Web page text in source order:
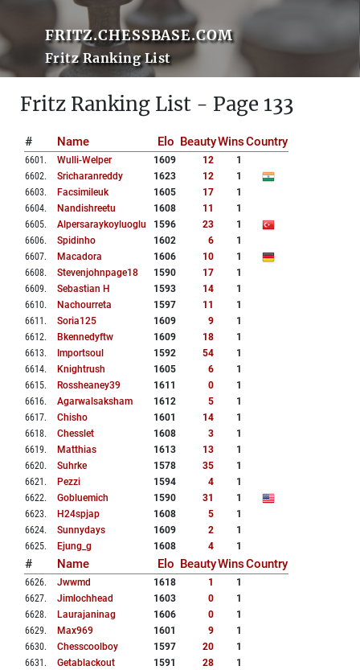
FRITZ.CHESSBASE.COM
Fritz Ranking List
Fritz Ranking List - Page 133
# Name Elo BeautyWinsCountry
6601 . Wulli-Welper 1609 12
1
6602. Sricharanreddy 1623 12
1
6603. Facsimileuk 1605 17
1
6604. Nandishreetu 1608 11
1
6605. Alpersaraykoyluoglu 1596 23
1
6606. Spidinho 1602 6
1
6607. Macadora 1606 10
1
6608. Stevenjohnpage18 1590 17
1
6609. Sebastian H 1593 14
1
6610. Nachourreta 1597 11
1
6611 . Soria125 1609 9
1
6612. Bkennedyftw 1609 18
1
6613. Importsoul 1592 54
1
6614. Knightrush 1605 6
1
6615. Rossheaney39 1611 0
1
6616. Agarwalsaksham 1612 5
1
6617. Chisho 1601 14
1
6618. Chesslet 1608 3
1
6619. Matthias 1613 13
1
6620. Suhrke 1578 35
1
6621 . Pezzi 1594 4
1
6622. Gobluemich 1590 31
1
6623. H24spjap 1608 5
1
6624. Sunnydays 1609 2
1
6625. Ejung_g 1608 4 1
# Name Elo BeautyWinsCountry
6626. Jwwmd 1618 1
1
6627. Jimlochhead 1603 0
1
6628. Laurajaninag 1606 0
1
6629. Max969 1601 9
1
6630. Chesscoolboy 1597 20
1
6631 . Getablackout 1591 28
1